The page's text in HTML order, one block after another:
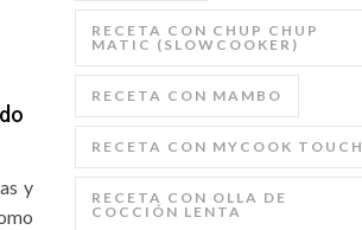
y
RECETA CON CHUP CHUP
MATIC (SLOWCOOKER)
RECETA CON MAMBO
RECETA CON MYCOOK TOUCH
RECETA CON OLLA DE
COCCIÓN LENTA